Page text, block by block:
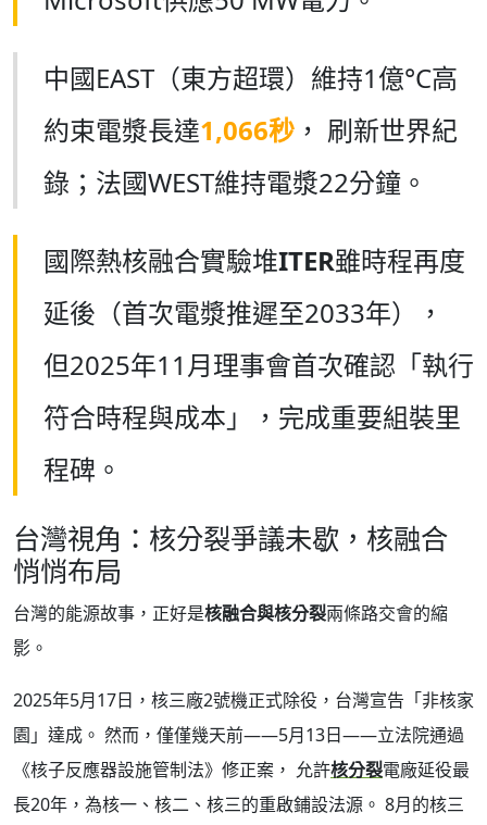
中國EAST（東方超環）維持1億°C高
約束電漿長達1,066秒 ， 刷新世界紀
錄；法國WEST維持電漿22分鐘。
國際熱核融合實驗堆ITER雖時程再度
延後（首次電漿推遲至2033年），
但2025年11月理事會首次確認「執行
符合時程與成本」，完成重要組裝里
程碑。
台灣視角：核分裂爭議未歇，核融合
悄悄布局
台灣的能源故事，正好是核融合與核分裂兩條路交會的縮
影。
2025年5月17日，核三廠2號機正式除役，台灣宣告「非核家
園」達成。 然而，僅僅幾天前——5月13日——立法院通過
《核子反應器設施管制法》修正案， 允許核分裂電廠延役最
長20年，為核一、核二、核三的重啟鋪設法源。 8月的核三